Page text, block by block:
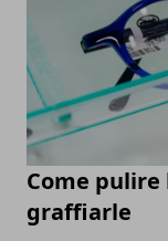
Come
graffiarle